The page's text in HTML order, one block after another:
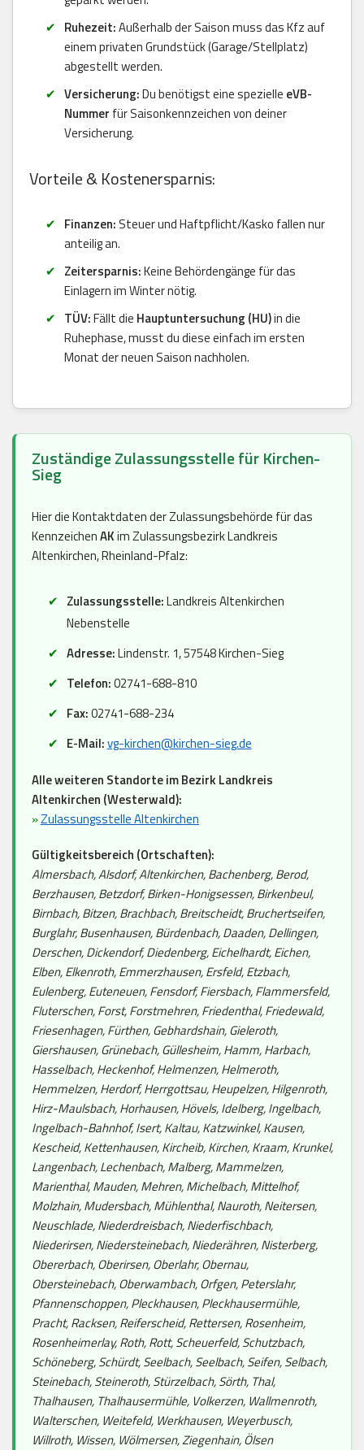
Ruhezeit:Außerhalb der Saison muss das Kfz auf
einem privaten Grundstück (Garage/Stellplatz)
abgestellt werden.
Versicherung:Du benötigst eine spezielle eVB-
Nummer für Saisonkennzeichen von deiner
Versicherung.
Vorteile & Kostenersparnis:
Finanzen: Steuer und Haftpflicht/Kasko fallen nur
anteilig an.
Zeitersparnis:Keine Behördengänge für das
Einlagern im Winter nötig.
TÜV:Fällt die Hauptuntersuchung (HU)in die
Ruhephase, musst du diese einfach im ersten
Monat der neuen Saison nachholen.
Zuständige Zulassungsstelle für Kirchen-
Sieg
Hier die Kontaktdaten der Zulassungsbehörde für das
KennzeichenAKim Zulassungsbezirk Landkreis
Altenkirchen, Rheinland-Pfalz:
Zulassungsstelle:Landkreis Altenkirchen
Nebenstelle
Adresse:Lindenstr. 1, 57548 Kirchen-Sieg
Telefon:02741-688-810
Fax:02741-688-234
E-Mail:vg-kirchen@kirchen-sieg.de
Alle weiteren Standorte im Bezirk Landkreis
Altenkirchen (Westerwald):
»Zulassungsstelle Altenkirchen
Gültigkeitsbereich (Ortschaften):
Almersbach, Alsdorf, Altenkirchen, Bachenberg, Berod,
Berzhausen, Betzdorf, Birken-Honigsessen, Birkenbeul,
Birnbach, Bitzen, Brachbach, Breitscheidt, Bruchertseifen,
Burglahr, Busenhausen, Bürdenbach, Daaden, Dellingen,
Derschen, Dickendorf, Diedenberg, Eichelhardt, Eichen,
Elben, Elkenroth, Emmerzhausen, Ersfeld, Etzbach,
Eulenberg, Euteneuen, Fensdorf, Fiersbach, Flammersfeld,
Fluterschen, Forst, Forstmehren, Friedenthal, Friedewald,
Friesenhagen, Fürthen, Gebhardshain, Gieleroth,
Giershausen, Grünebach, Güllesheim, Hamm, Harbach,
Hasselbach, Heckenhof, Helmenzen, Helmeroth,
Hemmelzen, Herdorf, Herrgottsau, Heupelzen, Hilgenroth,
Hirz-Maulsbach, Horhausen, Hövels, Idelberg, Ingelbach,
Ingelbach-Bahnhof, Isert, Kaltau, Katzwinkel, Kausen,
Kescheid, Kettenhausen, Kircheib, Kirchen, Kraam, Krunkel,
Langenbach, Lechenbach, Malberg, Mammelzen,
Marienthal, Mauden, Mehren, Michelbach, Mittelhof,
Molzhain, Mudersbach, Mühlenthal, Nauroth, Neitersen,
Neuschlade, Niederdreisbach, Niederfischbach,
Niederirsen, Niedersteinebach, Niederähren, Nisterberg,
Obererbach, Oberirsen, Oberlahr, Obernau,
Obersteinebach, Oberwambach, Orfgen, Peterslahr,
Pfannenschoppen, Pleckhausen, Pleckhausermühle,
Pracht, Racksen, Reiferscheid, Rettersen, Rosenheim,
Rosenheimerlay, Roth, Rott, Scheuerfeld, Schutzbach,
Schöneberg, Schürdt, Seelbach, Seelbach, Seifen, Selbach,
Steinebach, Steineroth, Stürzelbach, Sörth, Thal,
Thalhausen, Thalhausermühle, Volkerzen, Wallmenroth,
Walterschen, Weitefeld, Werkhausen, Weyerbusch,
Willroth, Wissen, Wölmersen, Ziegenhain, Ölsen